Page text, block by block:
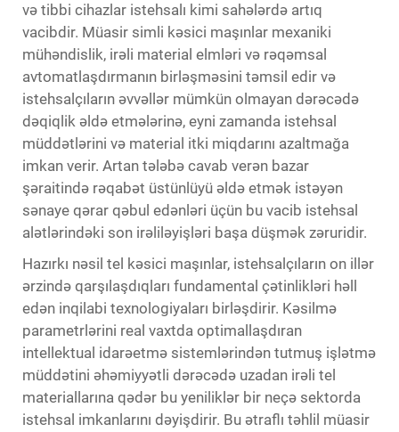
və tibbi cihazlar istehsalı kimi sahələrdə artıq
vacibdir. Müasir simli kəsici maşınlar mexaniki
mühəndislik, irəli material elmləri və rəqəmsal
avtomatlaşdırmanın birləşməsini təmsil edir və
istehsalçıların əvvəllər mümkün olmayan dərəcədə
dəqiqlik əldə etmələrinə, eyni zamanda istehsal
müddətlərini və material itki miqdarını azaltmağa
imkan verir. Artan tələbə cavab verən bazar
şəraitində rəqabət üstünlüyü əldə etmək istəyən
sənaye qərar qəbul edənləri üçün bu vacib istehsal
alətlərindəki son irəliləyişləri başa düşmək zəruridir.
Hazırkı nəsil tel kəsici maşınlar, istehsalçıların on illər
ərzində qarşılaşdıqları fundamental çətinlikləri həll
edən inqilabi texnologiyaları birləşdirir. Kəsilmə
parametrlərini real vaxtda optimallaşdıran
intellektual idarəetmə sistemlərindən tutmuş işlətmə
müddətini əhəmiyyətli dərəcədə uzadan irəli tel
materiallarına qədər bu yeniliklər bir neçə sektorda
istehsal imkanlarını dəyişdirir. Bu ətraflı təhlil müasir